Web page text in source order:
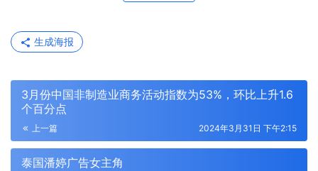
生成海报
3月份中国非制造业商务活动指数为53%，环比上升1.6
个百分点
上一篇 2024年3月31日 下午2:15
泰国潘婷广告女主角